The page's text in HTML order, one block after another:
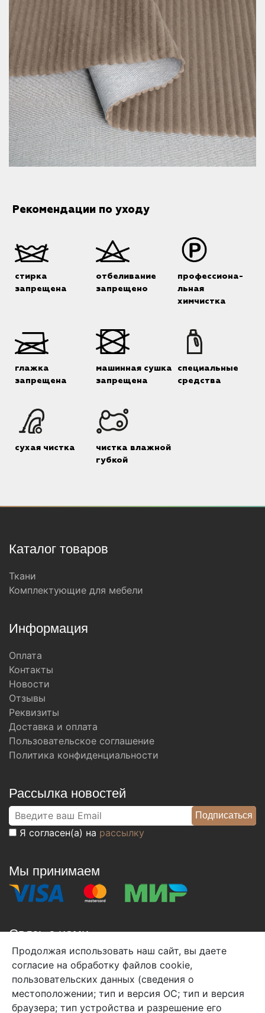
Рекомендации по уходу
стирка
запрещена
отбеливание
запрещено
профессиона-
льная
химчистка
глажка
запрещена
машинная сушка
запрещена
специальные
средства
сухая чистка
чистка влажной
губкой
Каталог товаров
Ткани
Комплектующие для мебели
Информация
Оплата
Контакты
Новости
Отзывы
Реквизиты
Доставка и оплата
Пользовательское соглашение
Политика конфиденциальности
Рассылка новостей
Я согласен(а) на рассылку
Мы принимаем
Связь с нами
+7 (495) 933-38-08
info@arben-textile.ru- оптовые продажи
Продолжая использовать наш сайт, вы даете
согласие на обработку файлов cookie,
пользовательских данных (сведения о
местоположении; тип и версия ОС; тип и версия
браузера; тип устройства и разрешение его